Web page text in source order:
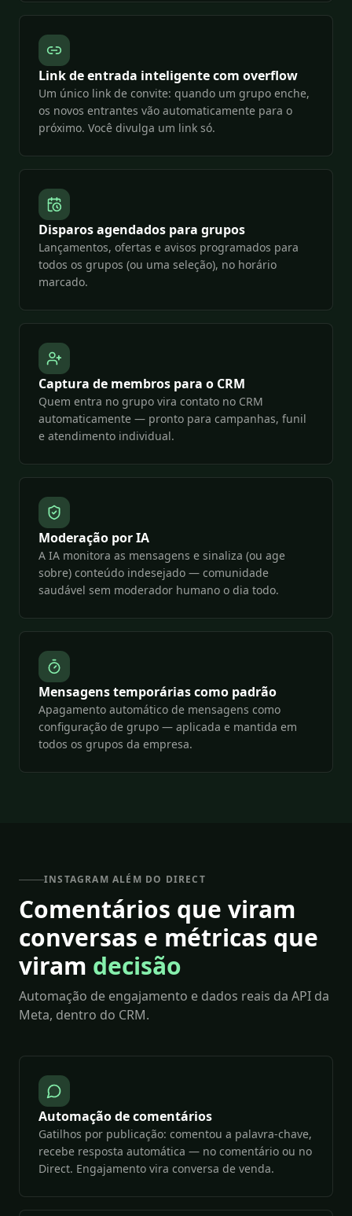
Link de entrada inteligente com overflow
Um único link de convite: quando um grupo enche,
os novos entrantes vão automaticamente para o
próximo. Você divulga um link só.
Disparos agendados para grupos
Lançamentos, ofertas e avisos programados para
todos os grupos (ou uma seleção), no horário
marcado.
Captura de membros para o CRM
Quem entra no grupo vira contato no CRM
automaticamente — pronto para campanhas, funil
e atendimento individual.
Moderação por IA
A IA monitora as mensagens e sinaliza (ou age
sobre) conteúdo indesejado — comunidade
saudável sem moderador humano o dia todo.
Mensagens temporárias como padrão
Apagamento automático de mensagens como
configuração de grupo — aplicada e mantida em
todos os grupos da empresa.
INSTAGRAM ALÉM DO DIRECT
Comentários que viram
conversas e métricas que
viram decisão
Automação de engajamento e dados reais da API da
Meta, dentro do CRM.
Automação de comentários
Gatilhos por publicação: comentou a palavra-chave,
recebe resposta automática — no comentário ou no
Direct. Engajamento vira conversa de venda.